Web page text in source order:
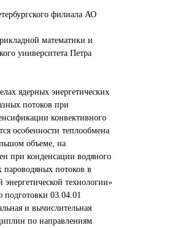
филиала АО
математики и
университета Петра
ядерных энергетических
потоков при
конвективного
особенности теплообмена
объеме, на
при конденсации водяного
потоков в
технологии»
подготовки 03.04.01
и вычислительная
по направлениям